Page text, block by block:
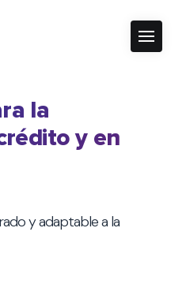
la
y en
y adaptable a la